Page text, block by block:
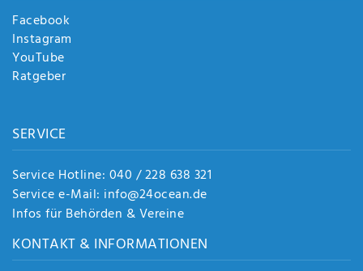
Facebook
Instagram
YouTube
Ratgeber
SERVICE
Service Hotline: 040 / 228 638 321
Service e-Mail: info@24ocean.de
Infos für Behörden & Vereine
KONTAKT & INFORMATIONEN